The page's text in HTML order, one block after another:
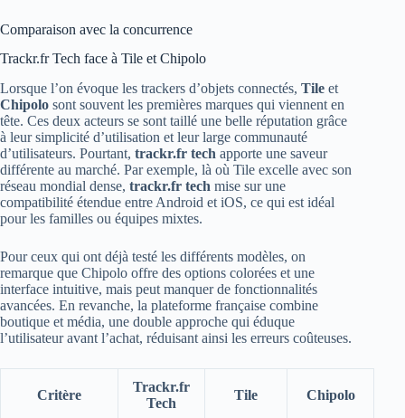
Comparaison avec la concurrence
Trackr.fr Tech face à Tile et Chipolo
Lorsque l’on évoque les trackers d’objets connectés, Tile et
Chipolo sont souvent les premières marques qui viennent en
tête. Ces deux acteurs se sont taillé une belle réputation grâce
à leur simplicité d’utilisation et leur large communauté
d’utilisateurs. Pourtant, trackr.fr tech apporte une saveur
différente au marché. Par exemple, là où Tile excelle avec son
réseau mondial dense, trackr.fr tech mise sur une
compatibilité étendue entre Android et iOS, ce qui est idéal
pour les familles ou équipes mixtes.
Pour ceux qui ont déjà testé les différents modèles, on
remarque que Chipolo offre des options colorées et une
interface intuitive, mais peut manquer de fonctionnalités
avancées. En revanche, la plateforme française combine
boutique et média, une double approche qui éduque
l’utilisateur avant l’achat, réduisant ainsi les erreurs coûteuses.
Critère
Trackr.fr
Tech
Tile Chipolo